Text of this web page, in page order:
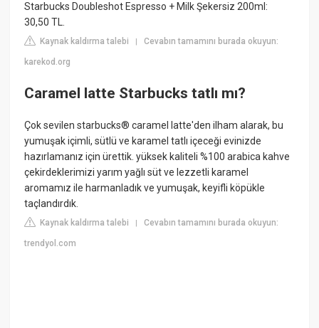
Starbucks Doubleshot Espresso + Milk Şekersiz 200ml:
30,50 TL.
Kaynak kaldırma talebi |Cevabın tamamını burada okuyun:
karekod.org
Caramel latte Starbucks tatlı mı?
Çok sevilen starbucks® caramel latte'den ilham alarak, bu
yumuşak içimli, sütlü ve karamel tatlı içeceği evinizde
hazırlamanız için ürettik. yüksek kaliteli %100 arabica kahve
çekirdeklerimizi yarım yağlı süt ve lezzetli karamel
aromamız ile harmanladık ve yumuşak, keyifli köpükle
taçlandırdık.
Kaynak kaldırma talebi |Cevabın tamamını burada okuyun:
trendyol.com